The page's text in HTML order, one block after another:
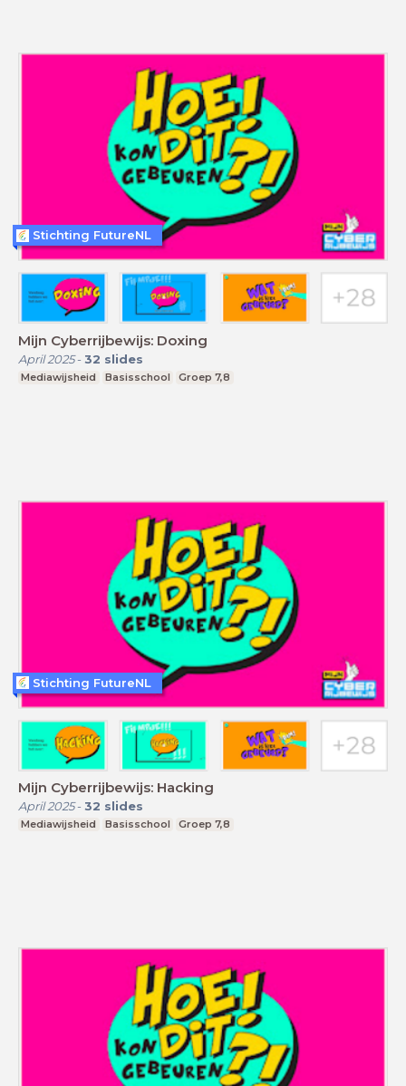
Mijn Cyberrijbewijs: Doxing
April 2025- 32 slides
Mediawijsheid Basisschool Groep 7,8
Stichting FutureNL
Mijn Cyberrijbewijs: Hacking
April 2025- 32 slides
Mediawijsheid Basisschool Groep 7,8
Stichting FutureNL